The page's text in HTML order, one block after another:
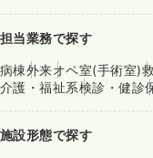
担当業務で探す
病棟外来オペ室(手術室)
介護・福祉系検診・健診
施設形態で探す